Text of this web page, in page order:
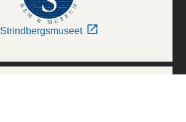
Strindbergsmuseet